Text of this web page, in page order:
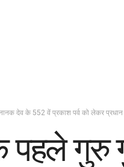
देव के 552 वें प्रकाश पर्व को लेकर प्रधान
पहले गुरु